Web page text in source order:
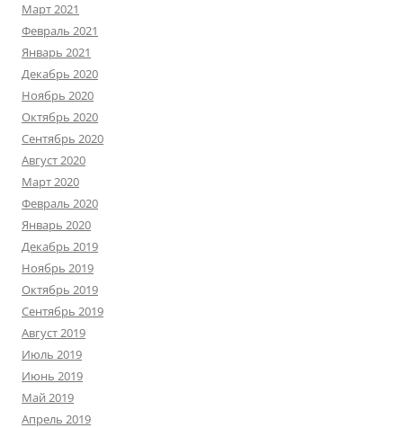
Март 2021
Февраль 2021
Январь 2021
Декабрь 2020
Ноябрь 2020
Октябрь 2020
Сентябрь 2020
Август 2020
Март 2020
Февраль 2020
Январь 2020
Декабрь 2019
Ноябрь 2019
Октябрь 2019
Сентябрь 2019
Август 2019
Июль 2019
Июнь 2019
Май 2019
Апрель 2019